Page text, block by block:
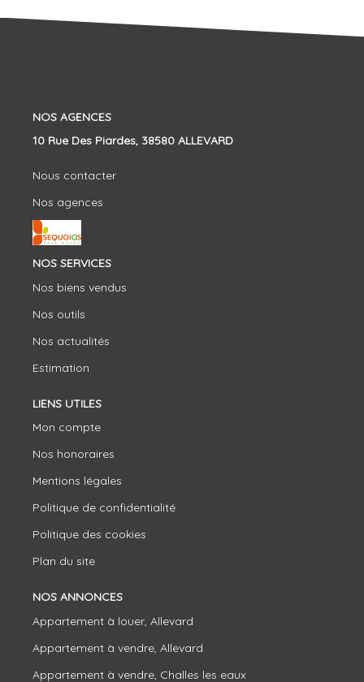
NOS AGENCES
10 Rue Des Piardes, 38580 ALLEVARD
Nous contacter
Nos agences
NOS SERVICES
Nos biens vendus
Nos outils
Nos actualités
Estimation
LIENS UTILES
Mon compte
Nos honoraires
Mentions légales
Politique de confidentialité
Politique des cookies
Plan du site
NOS ANNONCES
Appartement à louer, Allevard
Appartement à vendre, Allevard
Appartement à vendre, Challes les eaux